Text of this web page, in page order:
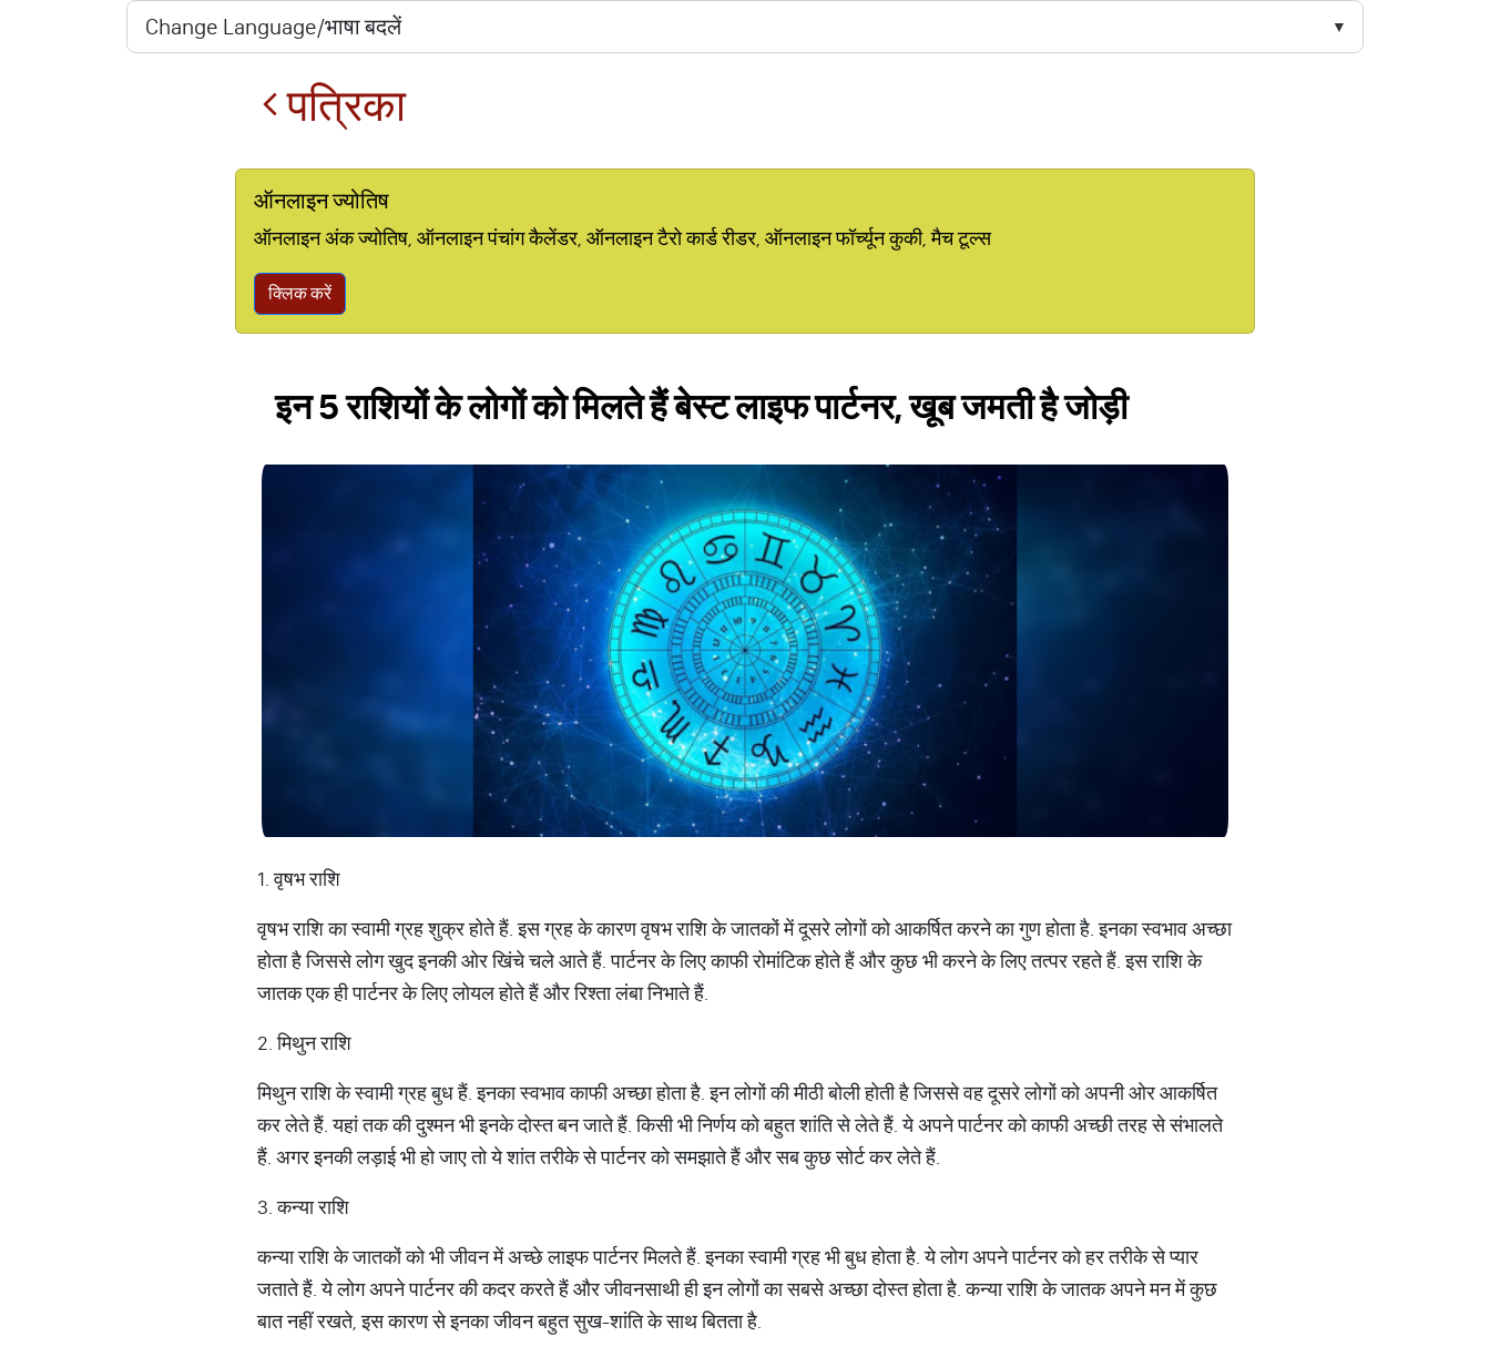
पत्रिका
ऑनलाइन ज्योतिष
ऑनलाइन अंक ज्योतिष, ऑनलाइन पंचांग कैलेंडर, ऑनलाइन टैरो कार्ड रीडर, ऑनलाइन फॉर्च्यून कुकी, मैच टूल्स
क्लिक करें
इन 5 राशियों के लोगों को मिलते हैं बेस्ट लाइफ पार्टनर, खूब जमती है जोड़ी
1. वृषभ राशि
वृषभ राशि का स्वामी ग्रह शुक्र होते हैं. इस ग्रह के कारण वृषभ राशि के जातकों में दूसरे लोगों को आकर्षित करने का गुण होता है. इनका स्वभाव अच्छा
होता है जिससे लोग खुद इनकी ओर खिंचे चले आते हैं. पार्टनर के लिए काफी रोमांटिक होते हैं और कुछ भी करने के लिए तत्पर रहते हैं. इस राशि के
जातक एक ही पार्टनर के लिए लोयल होते हैं और रिश्ता लंबा निभाते हैं.
2. मिथुन राशि
मिथुन राशि के स्वामी ग्रह बुध हैं. इनका स्वभाव काफी अच्छा होता है. इन लोगों की मीठी बोली होती है जिससे वह दूसरे लोगों को अपनी ओर आकर्षित
कर लेते हैं. यहां तक की दुश्मन भी इनके दोस्त बन जाते हैं. किसी भी निर्णय को बहुत शांति से लेते हैं. ये अपने पार्टनर को काफी अच्छी तरह से संभालते
हैं. अगर इनकी लड़ाई भी हो जाए तो ये शांत तरीके से पार्टनर को समझाते हैं और सब कुछ सोर्ट कर लेते हैं.
3. कन्या राशि
कन्या राशि के जातकों को भी जीवन में अच्छे लाइफ पार्टनर मिलते हैं. इनका स्वामी ग्रह भी बुध होता है. ये लोग अपने पार्टनर को हर तरीके से प्यार
जताते हैं. ये लोग अपने पार्टनर की कदर करते हैं और जीवनसाथी ही इन लोगों का सबसे अच्छा दोस्त होता है. कन्या राशि के जातक अपने मन में कुछ
बात नहीं रखते, इस कारण से इनका जीवन बहुत सुख-शांति के साथ बितता है.